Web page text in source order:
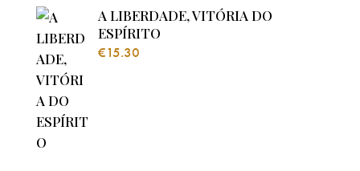
A LIBERDADE, VITÓRIA DO
ESPÍRITO
€15.30